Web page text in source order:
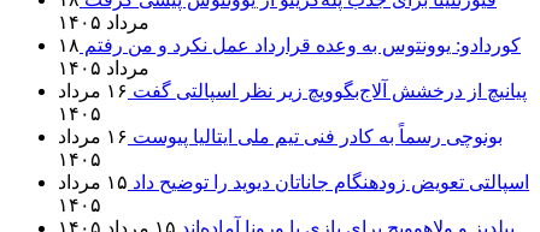
مرداد ۱۴۰۵
کوردادو: یوونتوس به وعده قرارداد عمل نکرد و من رفتم ۱۸
مرداد ۱۴۰۵
پیانیچ از درخشش آلاج‌بگوویچ زیر نظر اسپالتی گفت
۱۶ مرداد
۱۴۰۵
بونوچی رسماً به کادر فنی تیم ملی ایتالیا پیوست
۱۶ مرداد
۱۴۰۵
اسپالتی تعویض زودهنگام جاناتان دیوید را توضیح داد
۱۵ مرداد
۱۴۰۵
ییلدیز و ولاهوویچ برای بازی با ورونا آماده‌اند ۱۵ مرداد ۱۴۰۵